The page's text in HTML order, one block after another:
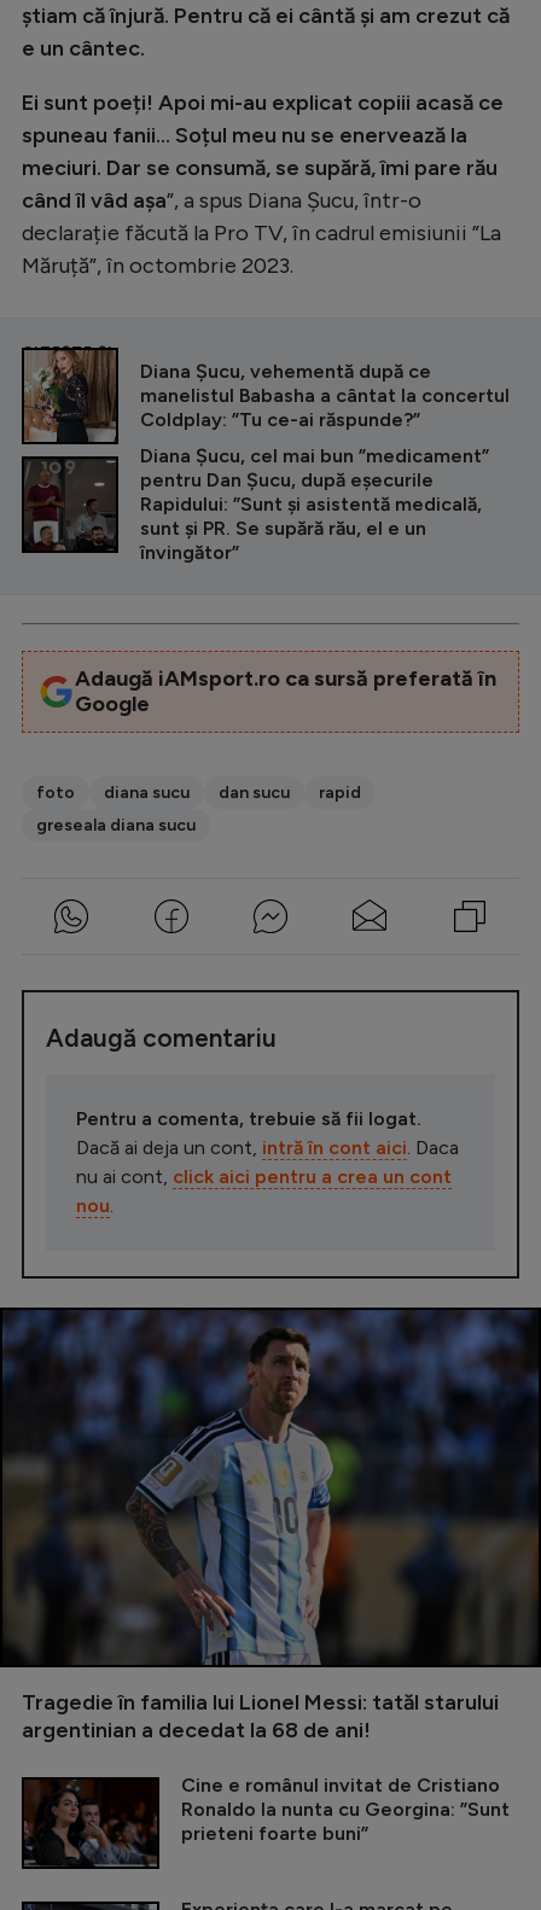
știam că înjură. Pentru că ei cântă și am crezut că
e un cântec.
Ei sunt poeți! Apoi mi-au explicat copiii acasă ce
spuneau fanii… Soțul meu nu se enervează la
meciuri. Dar se consumă, se supără, îmi pare rău
când îl vâd așa”, a spus Diana Șucu, într-o
declarație făcută la Pro TV, în cadrul emisiunii ”La
Măruță”, în octombrie 2023.
CITEȘTE ȘI
Diana Șucu, vehementă după ce
manelistul Babasha a cântat la concertul
Coldplay: ”Tu ce-ai răspunde?”
Diana Șucu, cel mai bun ”medicament”
pentru Dan Șucu, după eșecurile
Rapidului: ”Sunt și asistentă medicală,
sunt și PR. Se supără rău, el e un
învingător”
Adaugă iAMsport.ro ca sursă preferată în
Google
foto diana sucu dan sucu
rapid
greseala diana sucu
Adaugă comentariu
Pentru a comenta, trebuie să fii logat.
Dacă ai deja un cont, intră în cont aici . Daca
nu ai cont, click aici pentru a crea un cont
nou
Tragedie în familia lui Lionel Messi: tatăl starului
argentinian a decedat la 68 de ani!
Cine e românul invitat de Cristiano
Ronaldo la nunta cu Georgina: ”Sunt
prieteni foarte buni”